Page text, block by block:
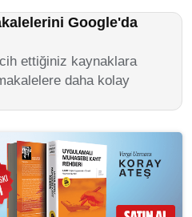
Google'da
ettiğiniz kaynaklara
daha kolay